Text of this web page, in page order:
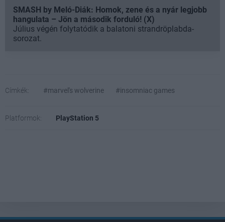
SMASH by Meló-Diák: Homok, zene és a nyár legjobb
hangulata – Jön a második forduló! (X)
Július végén folytatódik a balatoni strandröplabda-
sorozat.
Címkék: #marvel's wolverine #insomniac games
Platformok: PlayStation 5